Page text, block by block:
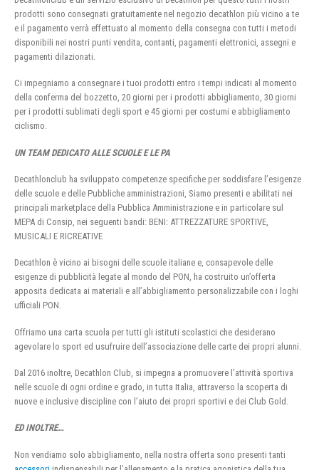
prodotti sono consegnati gratuitamente nel negozio decathlon più vicino a te
e il pagamento verrà effettuato al momento della consegna con tutti i metodi
disponibili nei nostri punti vendita, contanti, pagamenti elettronici, assegni e
pagamenti dilazionati.
Ci impegniamo a consegnare i tuoi prodotti entro i tempi indicati al momento
della conferma del bozzetto, 20 giorni per i prodotti abbigliamento, 30 giorni
per i prodotti sublimati degli sport e 45 giorni per costumi e abbigliamento
ciclismo.
UN TEAM DEDICATO ALLE SCUOLE E LE PA
Decathlonclub ha sviluppato competenze specifiche per soddisfare l’esigenze
delle scuole e delle Pubbliche amministrazioni, Siamo presenti e abilitati nei
principali marketplace della Pubblica Amministrazione e in particolare sul
MEPA di Consip, nei seguenti bandi: BENI: ATTREZZATURE SPORTIVE,
MUSICALI E RICREATIVE
Decathlon è vicino ai bisogni delle scuole italiane e, consapevole delle
esigenze di pubblicità legate al mondo del PON, ha costruito un’offerta
apposita dedicata ai materiali e all’abbigliamento personalizzabile con i loghi
ufficiali PON.
Offriamo una carta scuola per tutti gli istituti scolastici che desiderano
agevolare lo sport ed usufruire dell’associazione delle carte dei propri alunni.
Dal 2016 inoltre, Decathlon Club, si impegna a promuovere l’attività sportiva
nelle scuole di ogni ordine e grado, in tutta Italia, attraverso la scoperta di
nuove e inclusive discipline con l’aiuto dei propri sportivi e dei Club Gold.
ED INOLTRE…
Non vendiamo solo abbigliamento, nella nostra offerta sono presenti tanti